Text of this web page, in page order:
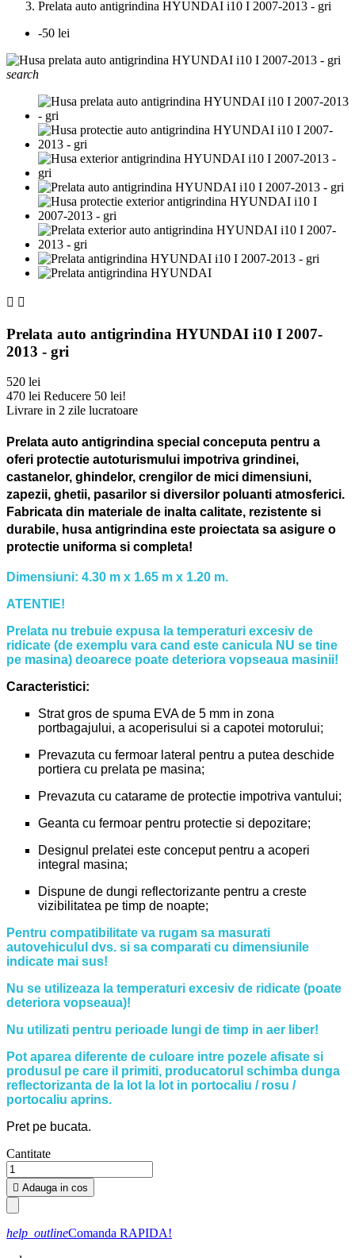
Prelata auto antigrindina HYUNDAI i10 I 2007-2013 - gri
-50 lei
search
 
Prelata auto antigrindina HYUNDAI i10 I 2007-
2013 - gri
520 lei
470 lei Reducere 50 lei!
Livrare in 2 zile lucratoare
Prelata auto antigrindina special conceputa pentru a
oferi protectie autoturismului impotriva grindinei,
castanelor, ghindelor, crengilor de mici dimensiuni,
zapezii, ghetii, pasarilor si diversilor poluanti atmosferici.
Fabricata din materiale de inalta calitate, rezistente si
durabile, husa antigrindina este proiectata sa asigure o
protectie uniforma si completa!
Dimensiuni: 4.30 m x 1.65 m x 1.20 m.
ATENTIE!
Prelata nu trebuie expusa la temperaturi excesiv de
ridicate (de exemplu vara cand este canicula NU se tine
pe masina) deoarece poate deteriora vopseaua masinii!
Caracteristici:
Strat gros de spuma EVA de 5 mm in zona
portbagajului, a acoperisului si a capotei motorului;
Prevazuta cu fermoar lateral pentru a putea deschide
portiera cu prelata pe masina;
Prevazuta cu catarame de protectie impotriva vantului;
Geanta cu fermoar pentru protectie si depozitare;
Designul prelatei este conceput pentru a acoperi
integral masina;
Dispune de dungi reflectorizante pentru a creste
vizibilitatea pe timp de noapte;
Pentru compatibilitate va rugam sa masurati
autovehiculul dvs. si sa comparati cu dimensiunile
indicate mai sus!
Nu se utilizeaza la temperaturi excesiv de ridicate (poate
deteriora vopseaua)!
Nu utilizati pentru perioade lungi de timp in aer liber!
Pot aparea diferente de culoare intre pozele afisate si
produsul pe care il primiti, producatorul schimba dunga
reflectorizanta de la lot la lot in portocaliu / rosu /
portocaliu aprins.
Pret pe bucata.
Cantitate
 Adauga in cos
help_outlineComanda RAPIDA!